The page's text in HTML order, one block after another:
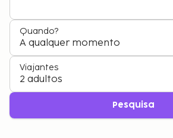
Quando?
A qualquer momento
Viajantes
2 adultos
Pesquisa